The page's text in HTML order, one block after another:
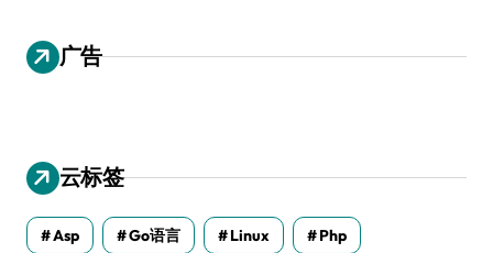
广告
云标签
Asp Go语言 Linux Php